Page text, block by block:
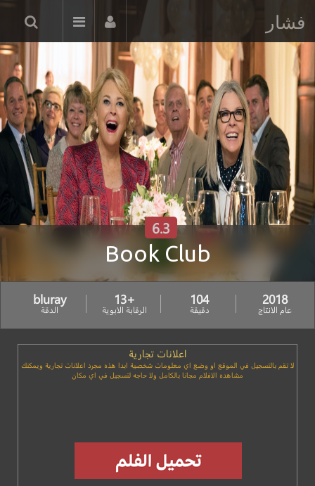
فشار
Book Club
6.3
2018
عام الانتاج
104
دقيقة
+13
الرقابة الابوية
bluray
الدقة
اعلانات تجارية
لا تقم بالتسجيل في الموقع او وضع اي معلومات شخصية ابدا هذه مجرد اعلانات تجارية ويمكنك
مشاهده الافلام مجانا بالكامل ولا حاجه لتسجيل في اي مكان